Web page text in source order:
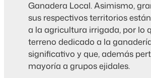
Ganadera Local. Asimismo,
sus respectivos territorios
a la agricultura irrigada, por lo
terreno dedicado a la
significativo y que, además
mayoría a grupos ejidales.